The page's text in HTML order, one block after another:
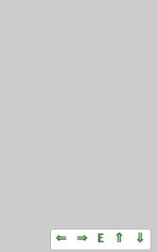
⇐ ⇒ E ⇑ ⇓